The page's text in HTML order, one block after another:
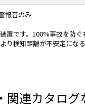
報音のみ
置です。100%事故を防
り検知距離が不安定になる
関連カタログ